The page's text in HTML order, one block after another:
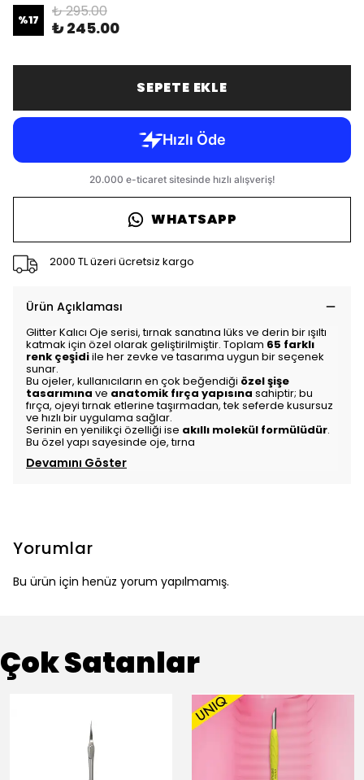
%17 ₺ 295.00
₺ 245.00
SEPETE EKLE
WHATSAPP
2000 TL üzeri ücretsiz kargo
Ürün Açıklaması
Glitter Kalıcı Oje serisi, tırnak sanatına lüks ve derin bir ışıltı
katmak için özel olarak geliştirilmiştir. Toplam 65 farklı
renk çeşidiile her zevke ve tasarıma uygun bir seçenek
sunar.
Bu ojeler, kullanıcıların en çok beğendiği özel şişe
tasarımına ve anatomik fırça yapısına sahiptir; bu
fırça, ojeyi tırnak etlerine taşırmadan, tek seferde kusursuz
ve hızlı bir uygulama sağlar.
Serinin en yenilikçi özelliği ise akıllı molekül formülüdür.
Bu özel yapı sayesinde oje, tırna
Devamını Göster
Yorumlar
Bu ürün için henüz yorum yapılmamış.
Çok Satanlar